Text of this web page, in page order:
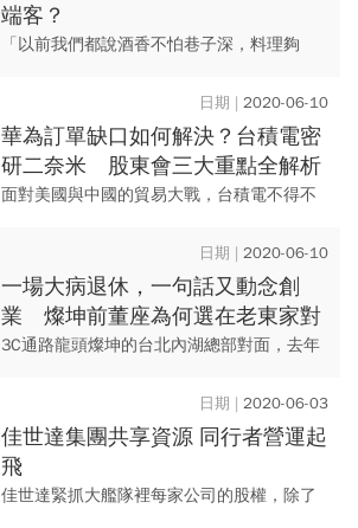
端客？
「以前我們都說酒香不怕巷子深，料理夠
宣傳自己。」鄧師傅功夫菜執行長鄧至佑說
道。鄧師傅一九八四年於高雄創...
2020-06-10
華為訂單缺口如何解決？台積電密
研二奈米 股東會三大重點全解析
面對美國與中國的貿易大戰，台積電不得不
代工龍頭的地位，台積電以技術為本、台灣
為中心，強化自身抵抗力...
2020-06-10
一場大病退休，一句話又動念創
業 燦坤前董座為何選在老東家對
門賣冷氣？
3C通路龍頭燦坤的台北內湖總部對面，去年
主打O2O居家清潔服務，董事長竟是去年自
燦坤退休的前董事長、總...
2020-06-03
佳世達集團共享資源 同行者營運起
飛
佳世達緊抓大艦隊裡每家公司的股權，除了